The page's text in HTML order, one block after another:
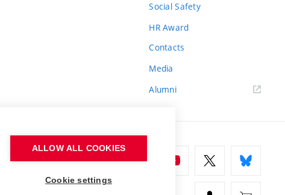
Social Safety
HR Award
Contacts
Media
Alumni
ALLOW ALL COOKIES
Cookie settings